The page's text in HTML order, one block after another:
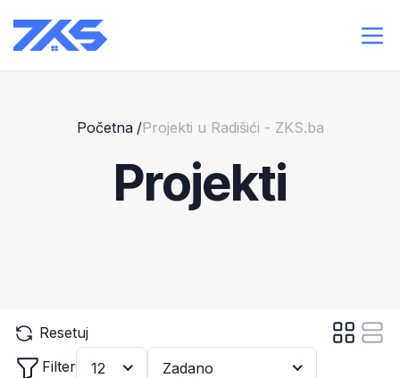
Početna /Projekti u Radišići - ZKS.ba
Projekti
Resetuj
Filter
12 Zadano